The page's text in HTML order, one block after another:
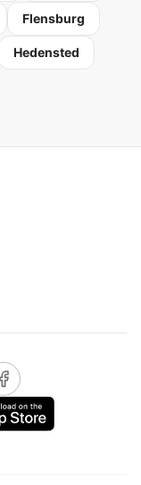
Flensburg
Hedensted